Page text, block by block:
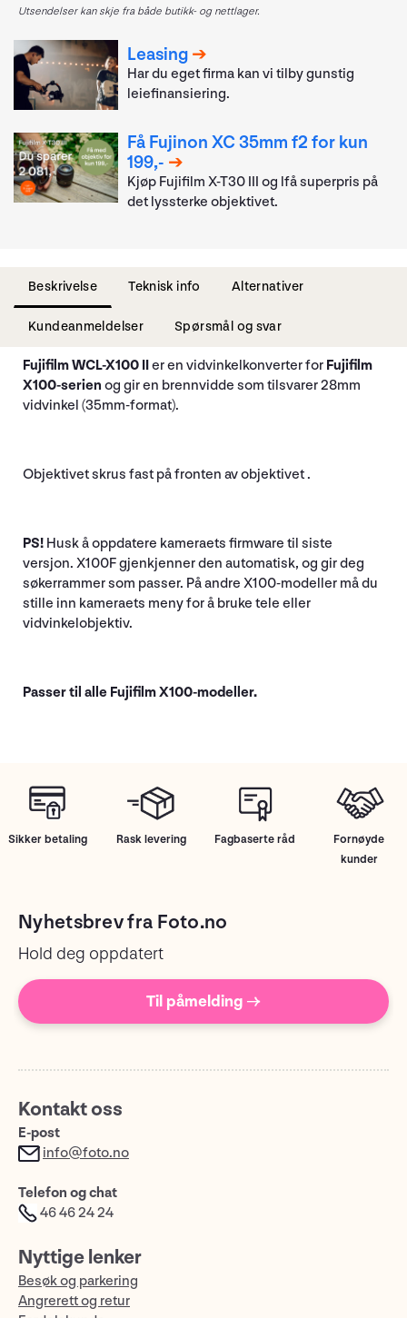
Utsendelser kan skje fra både butikk- og nettlager.
Leasing
Har du eget firma kan vi tilby gunstig
leiefinansiering.
Få Fujinon XC 35mm f2 for kun
199,-
Kjøp Fujifilm X-T30 III og lfå superpris på
det lyssterke objektivet.
Beskrivelse Teknisk info Alternativer
Kundeanmeldelser Spørsmål og svar
Fujifilm WCL-X100 IIer en vidvinkelkonverter for Fujifilm
X100-serien og gir en brennvidde som tilsvarer 28mm
vidvinkel (35mm-format).
Objektivet skrus fast på fronten av objektivet .
PS! Husk å oppdatere kameraets firmware til siste
versjon. X100F gjenkjenner den automatisk, og gir deg
søkerrammer som passer. På andre X100-modeller må du
stille inn kameraets meny for å bruke tele eller
vidvinkelobjektiv.
Passer til alle Fujifilm X100-modeller.
Sikker betaling Rask levering Fagbaserte råd
Fornøyde
kunder
Nyhetsbrev fra Foto.no
Hold deg oppdatert
Til påmelding →
Kontakt oss
E-post
info@foto.no
Telefon og chat
46 46 24 24
Nyttige lenker
Besøk og parkering
Angrerett og retur